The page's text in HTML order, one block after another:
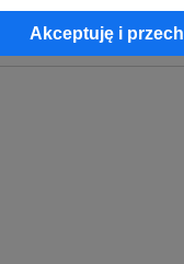
Akceptuję i
Kontynuuj z Apple